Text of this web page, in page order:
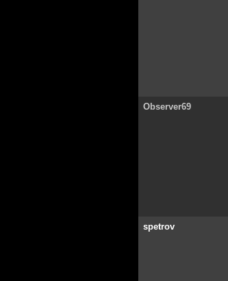
Observer69
spetrov